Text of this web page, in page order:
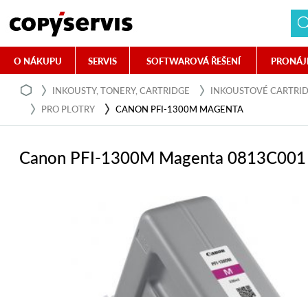
O NÁKUPU SERVIS SOFTWAROVÁ ŘEŠENÍ
INKOUSTY, TONERY, CARTRIDGE
INKOUSTOVÉ
PRO PLOTRY
CANON PFI-1300M MAGENTA
Canon PFI-1300M Magenta